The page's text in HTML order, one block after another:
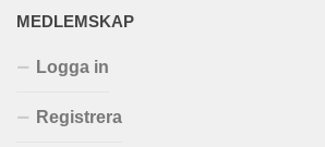
MEDLEMSKAP
Logga in
Registrera